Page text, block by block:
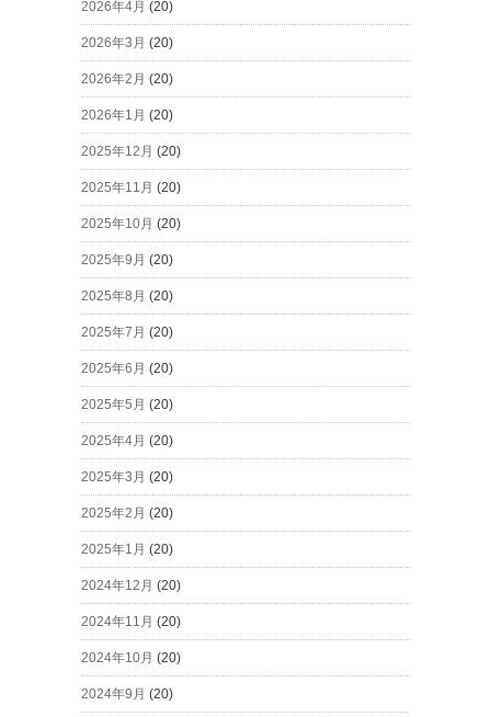
2026年4月 (20)
2026年3月 (20)
2026年2月 (20)
2026年1月 (20)
2025年12月 (20)
2025年11月 (20)
2025年10月 (20)
2025年9月 (20)
2025年8月 (20)
2025年7月 (20)
2025年6月 (20)
2025年5月 (20)
2025年4月 (20)
2025年3月 (20)
2025年2月 (20)
2025年1月 (20)
2024年12月 (20)
2024年11月 (20)
2024年10月 (20)
2024年9月 (20)